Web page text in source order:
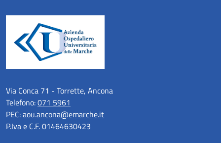
Via Conca 71 - Torrette, Ancona
Telefono:071 5961
PEC:aou.ancona@emarche.it
P.Iva e C.F. 01464630423